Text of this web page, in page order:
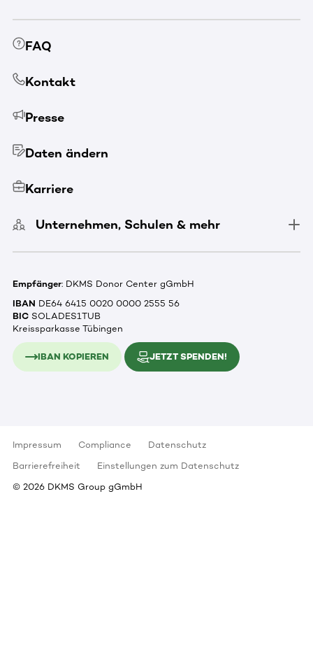
FAQ
Kontakt
Presse
Daten ändern
Karriere
Unternehmen, Schulen & mehr
Empfänger: DKMS Donor Center gGmbH
IBAN DE64 6415 0020 0000 2555 56
BIC SOLADES1TUB
Kreissparkasse Tübingen
IBAN KOPIEREN JETZT SPENDEN!
Impressum Compliance
Datenschutz
Barrierefreiheit
Einstellungen zum Datenschutz
© 2026 DKMS Group gGmbH